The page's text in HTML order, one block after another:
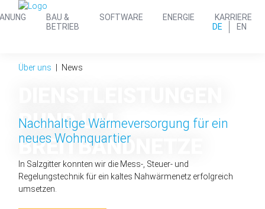
DE EN
BAU &
BETRIEB
SOFTWARE ENERGIE KARRIERE
RUND UM
BREIT­BAND­NETZE
Über uns News
Nachhaltige Wärmeversorgung für ein
neues Wohnquartier
In Salzgitter konnten wir die Mess-, Steuer- und
Regelungstechnik für ein kaltes Nahwärmenetz erfolgreich
umsetzen.